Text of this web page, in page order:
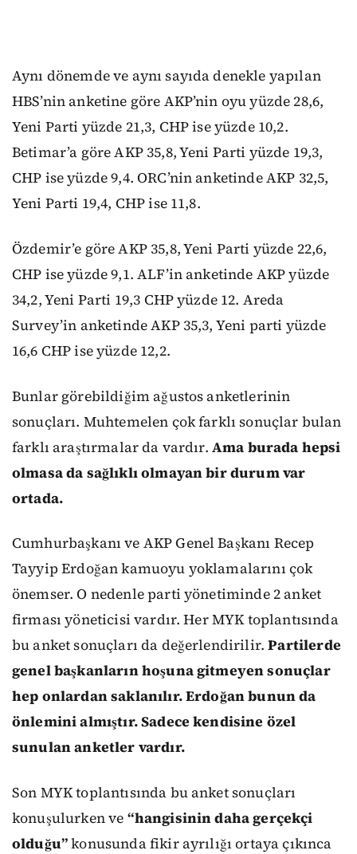
Aynı dönemde ve aynı sayıda denekle yapılan
HBS’nin anketine göre AKP’nin oyu yüzde 28,6,
Yeni Parti yüzde 21,3, CHP ise yüzde 10,2.
Betimar’a göre AKP 35,8, Yeni Parti yüzde 19,3,
CHP ise yüzde 9,4. ORC’nin anketinde AKP 32,5,
Yeni Parti 19,4, CHP ise 11,8.
Özdemir’e göre AKP 35,8, Yeni Parti yüzde 22,6,
CHP ise yüzde 9,1. ALF’in anketinde AKP yüzde
34,2, Yeni Parti 19,3 CHP yüzde 12. Areda
Survey’in anketinde AKP 35,3, Yeni parti yüzde
16,6 CHP ise yüzde 12,2.
Bunlar görebildiğim ağustos anketlerinin
sonuçları. Muhtemelen çok farklı sonuçlar bulan
farklı araştırmalar da vardır. Ama burada hepsi
olmasa da sağlıklı olmayan bir durum var
ortada.
Cumhurbaşkanı ve AKP Genel Başkanı Recep
Tayyip Erdoğan kamuoyu yoklamalarını çok
önemser. O nedenle parti yönetiminde 2 anket
firması yöneticisi vardır. Her MYK toplantısında
bu anket sonuçları da değerlendirilir.Partilerde
genel başkanların hoşuna gitmeyen sonuçlar
hep onlardan saklanılır. Erdoğan bunun da
önlemini almıştır. Sadece kendisine özel
sunulan anketler vardır.
Son MYK toplantısında bu anket sonuçları
konuşulurken ve “hangisinin daha gerçekçi
olduğu”konusunda fikir ayrılığı ortaya çıkınca